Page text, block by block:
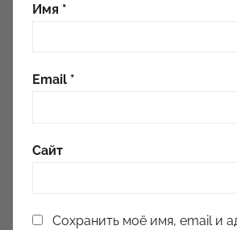
Имя *
Email *
Сайт
Сохранить моё имя, email и